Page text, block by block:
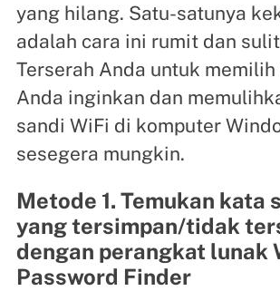
yang hilang. Satu-satunya
adalah cara ini rumit dan
Terserah Anda untuk
Anda inginkan dan
sandi WiFi di komputer
sesegera mungkin.
Metode 1. Temukan kata
yang tersimpan/tidak
dengan perangkat lunak
Password Finder